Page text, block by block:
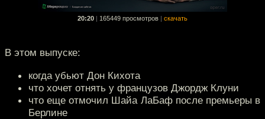
20:20 165449 просмотров скачать
В этом выпуске:
когда убьют Дон Кихота
что хочет отнять у французов Джордж Клуни
что еще отмочил Шайа ЛаБаф после премьеры в
Берлине